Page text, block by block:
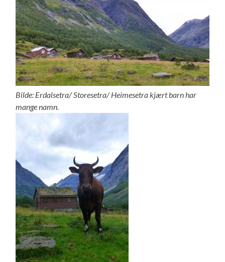
Bilde: Erdalsetra/ Storesetra/ Heimesetra kjært barn har
mange namn.